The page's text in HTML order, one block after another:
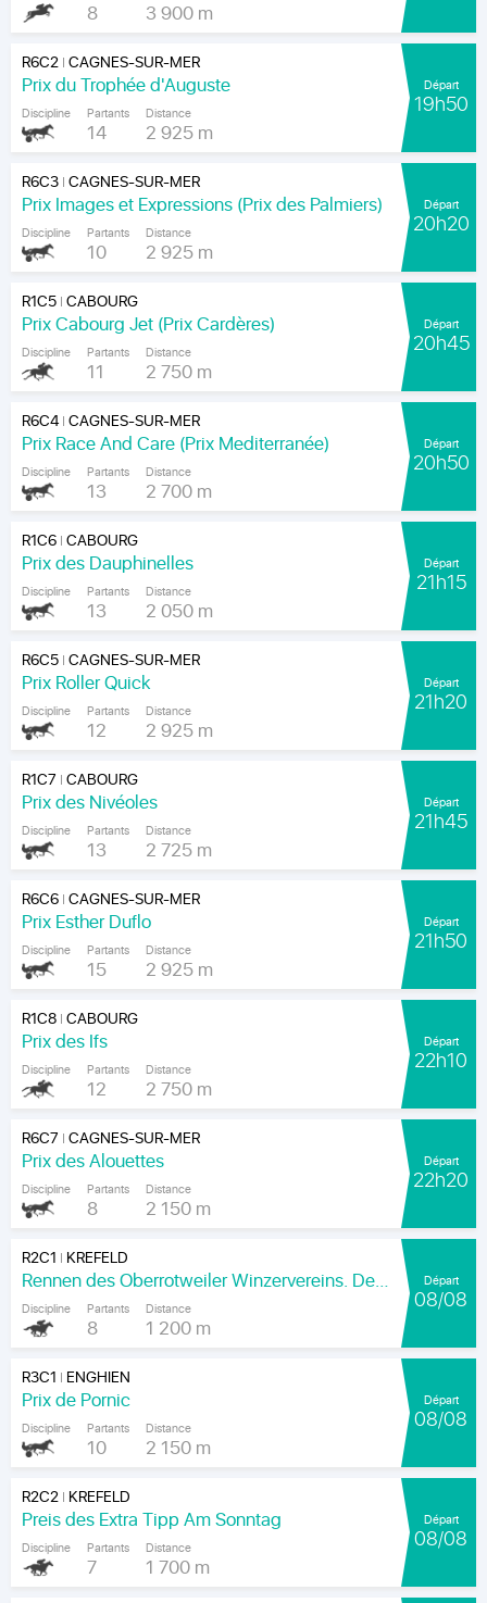
8 3 900 m
R6C2|CAGNES-SUR-MER
Prix du Trophée d'Auguste
Discipline Partants
14
Distance
2 925 m
Départ
19h50
R6C3|CAGNES-SUR-MER
Prix Images et Expressions (Prix des Palmiers)
Discipline Partants
10
Distance
2 925 m
Départ
20h20
R1C5|CABOURG
Prix Cabourg Jet (Prix Cardères)
Discipline Partants
11
Distance
2 750 m
Départ
20h45
R6C4|CAGNES-SUR-MER
Prix Race And Care (Prix Mediterranée)
Discipline Partants
13
Distance
2 700 m
Départ
20h50
R1C6|CABOURG
Prix des Dauphinelles
Discipline Partants
13
Distance
2 050 m
Départ
21h15
R6C5|CAGNES-SUR-MER
Prix Roller Quick
Discipline Partants
12
Distance
2 925 m
Départ
21h20
R1C7 |CABOURG
Prix des Nivéoles
Discipline Partants
13
Distance
2 725 m
Départ
21h45
R6C6|CAGNES-SUR-MER
Prix Esther Duflo
Discipline Partants
15
Distance
2 925 m
Départ
21h50
R1C8|CABOURG
Prix des Ifs
Discipline Partants
12
Distance
2 750 m
Départ
22h10
R6C7 |CAGNES-SUR-MER
Prix des Alouettes
Discipline Partants
8
Distance
2 150 m
Départ
22h20
R2C1 | KREFELD
Rennen des Oberrotweiler Winzervereins. Der Klassiker Am Kaiser.
Discipline Partants
8
Distance
1 200 m
Départ
08/08
R3C1 | ENGHIEN
Prix de Pornic
Discipline Partants
10
Distance
2 150 m
Départ
08/08
R2C2| KREFELD
Preis des Extra Tipp Am Sonntag
Discipline Partants
7
Distance
1 700 m
Départ
08/08